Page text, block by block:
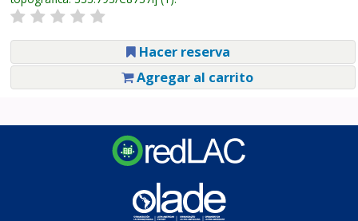
Hacer reserva
Agregar al carrito